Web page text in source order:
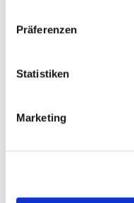
Präferenzen
Statistiken
Marketing
Mit der
bewerben. Im
Eignung der
wirtschaftliche und